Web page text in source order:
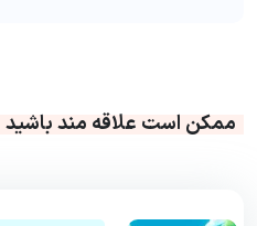
ممکن است علاقه مند باشید